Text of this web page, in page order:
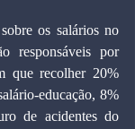
os salários no
responsáveis por
que recolher 20%
educação, 8%
de acidentes do